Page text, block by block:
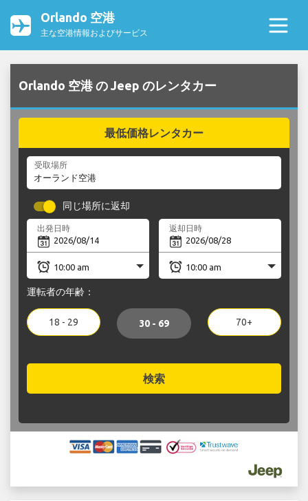
Orlando 空港
主な空港情報およびサービス
Orlando 空港 の Jeep のレンタカー
最低価格レンタカー
受取場所
同じ場所に返却
出発日時 返却日時
運転者の年齢：
18 - 29 30 - 69 70+
検索